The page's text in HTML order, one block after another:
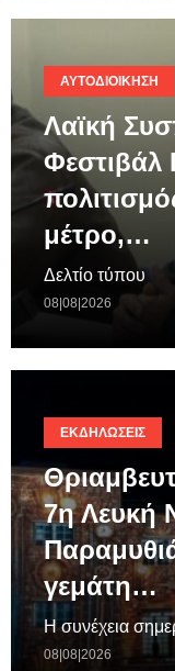
ΑΥΤΟΔΙΟΊΚΗΣΗ
Λαϊκή
Φεστιβάλ
μέτρο,…
Δελτίο τύπου
08|08|2026
ΕΚΔΗΛΏΣΕΙΣ
7η Λευκή
γεμάτη…
Η συνέχεια
08|08|2026